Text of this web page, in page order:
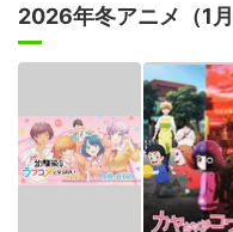
2026年冬アニメ（1